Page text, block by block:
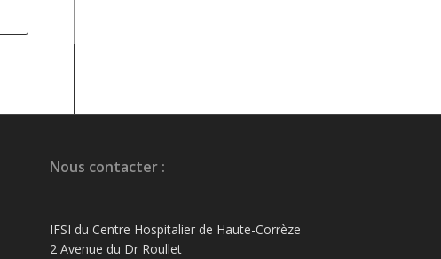
Nous contacter :
IFSI du Centre Hospitalier de Haute-Corrèze
2 Avenue du Dr Roullet